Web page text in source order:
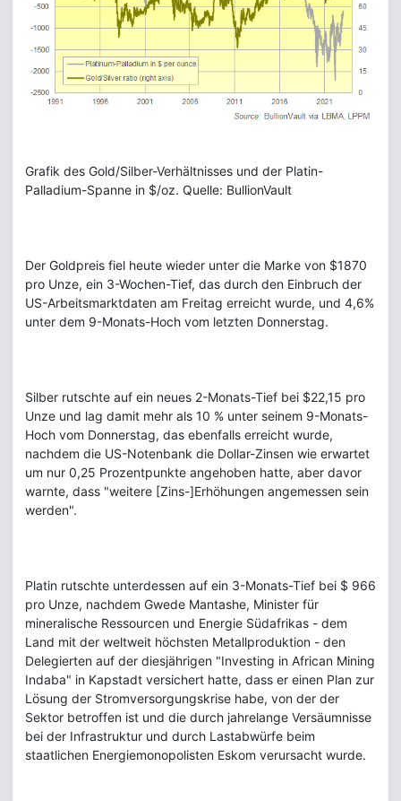
Grafik des Gold/Silber-Verhältnisses und der Platin-
Palladium-Spanne in $/oz. Quelle: BullionVault
Der Goldpreis fiel heute wieder unter die Marke von $1870
pro Unze, ein 3-Wochen-Tief, das durch den Einbruch der
US-Arbeitsmarktdaten am Freitag erreicht wurde, und 4,6%
unter dem 9-Monats-Hoch vom letzten Donnerstag.
Silber rutschte auf ein neues 2-Monats-Tief bei $22,15 pro
Unze und lag damit mehr als 10 % unter seinem 9-Monats-
Hoch vom Donnerstag, das ebenfalls erreicht wurde,
nachdem die US-Notenbank die Dollar-Zinsen wie erwartet
um nur 0,25 Prozentpunkte angehoben hatte, aber davor
warnte, dass "weitere [Zins-]Erhöhungen angemessen sein
werden".
Platin rutschte unterdessen auf ein 3-Monats-Tief bei $ 966
pro Unze, nachdem Gwede Mantashe, Minister für
mineralische Ressourcen und Energie Südafrikas - dem
Land mit der weltweit höchsten Metallproduktion - den
Delegierten auf der diesjährigen "Investing in African Mining
Indaba" in Kapstadt versichert hatte, dass er einen Plan zur
Lösung der Stromversorgungskrise habe, von der der
Sektor betroffen ist und die durch jahrelange Versäumnisse
bei der Infrastruktur und durch Lastabwürfe beim
staatlichen Energiemonopolisten Eskom verursacht wurde.